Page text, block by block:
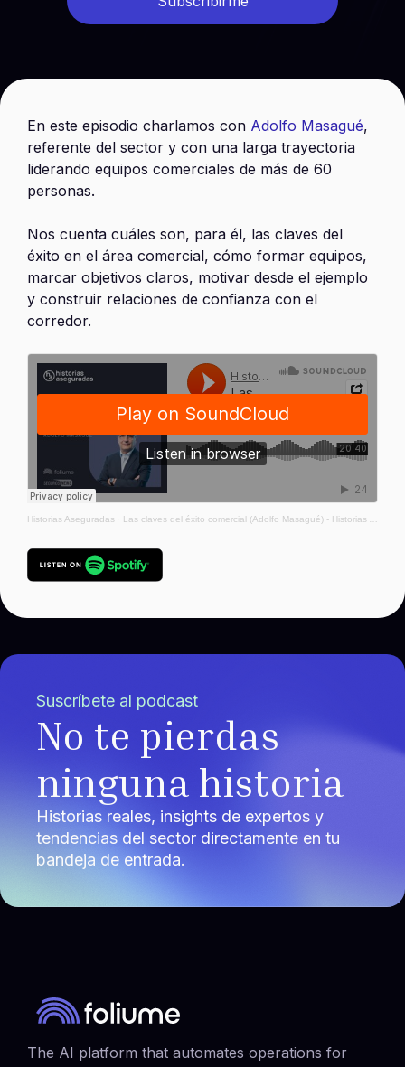
En este episodio charlamos con Adolfo Masagué,
referente del sector y con una larga trayectoria
liderando equipos comerciales de más de 60
personas.
Nos cuenta cuáles son, para él, las claves del
éxito en el área comercial, cómo formar equipos,
marcar objetivos claros, motivar desde el ejemplo
y construir relaciones de confianza con el
corredor.
Historias Aseguradas · Las claves del éxito comercial (Adolfo Masagué) - Historias Aseguradas #87
Suscríbete al podcast
No te pierdas
ninguna historia
Historias reales, insights de expertos y
tendencias del sector directamente en tu
bandeja de entrada.
The AI platform that automates operations for